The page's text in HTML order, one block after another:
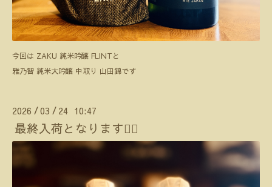
今回は ZAKU 純米吟醸 FLINTと
雅乃智 純米大吟醸 中取り 山田錦です
2026 /03 / 24 10:47
最終入荷となります🙇‍♀️